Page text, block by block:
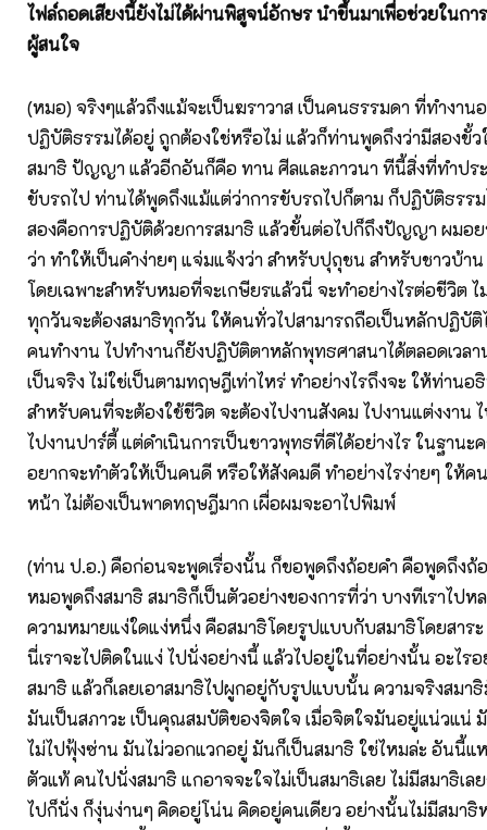
ไฟล์ถอดเสียงนี้ยังไม่ได้ผ่านพิสูจน์อักษร นำขึ้นมาเพื่อช่วยในก
ผู้สนใจ
(หมอ) จริงๆแล้วถึงแม้จะเป็นฆราวาส เป็นคนธรรมดา ที่ทำงาน
ปฏิบัติธรรมได้อยู่ ถูกต้องใช่หรือไม่ แล้วก็ท่านพูดถึงว่ามีสองขั้
สมาธิ ปัญญา แล้วอีกอันก็คือ ทาน ศีลและภาวนา ทีนี้สิ่งที่ทำปร
ขับรถไป ท่านได้พูดถึงแม้แต่ว่าการขับรถไปก็ตาม ก็ปฏิบัติธรร
สองคือการปฏิบัติด้วยการสมาธิ แล้วขั้นต่อไปก็ถึงปัญญา ผมอย
ว่า ทำให้เป็นคำง่ายๆ แจ่มแจ้งว่า สำหรับปุถุชน สำหรับชาวบ้า
โดยเฉพาะสำหรับหมอที่จะเกษียรแล้วนี่ จะทำอย่างไรต่อชีวิต ไ
ทุกวันจะต้องสมาธิทุกวัน ให้คนทั่วไปสามารถถือเป็นหลักปฏิบัติไ
คนทำงาน ไปทำงานก็ยังปฏิบัติตาหลักพุทธศาสนาได้ตลอดเวล
เป็นจริง ไม่ใช่เป็นตามทฤษฎีเท่าไหร่ ทำอย่างไรถึงจะ ให้ท่านอ
สำหรับคนที่จะต้องใช้ชีวิต จะต้องไปงานสังคม ไปงานแต่งงาน
ไปงานปาร์ตี้ แต่ดำเนินการเป็นชาวพุทธที่ดีได้อย่างไร ในฐาน
อยากจะทำตัวให้เป็นคนดี หรือให้สังคมดี ทำอย่างไรง่ายๆ ให้ค
หน้า ไม่ต้องเป็นพาดทฤษฎีมาก เผื่อผมจะอาไปพิมพ์
(ท่าน ป.อ.) คือก่อนจะพูดเรื่องนั้น ก็ขอพูดถึงถ้อยคำ คือพูดถึง
หมอพูดถึงสมาธิ สมาธิก็เป็นตัวอย่างของการที่ว่า บางทีเราไปห
ความหมายแง่ใดแง่หนึ่ง คือสมาธิโดยรูปแบบกับสมาธิโดยสาร
นี่เราจะไปติดในแง่ ไปนั่งอย่างนี้ แล้วไปอยู่ในที่อย่างนั้น อะไร
สมาธิ แล้วก็เลยเอาสมาธิไปผูกอยู่กับรูปแบบนั้น ความจริงสมา
มันเป็นสภาวะ เป็นคุณสมบัติของจิตใจ เมื่อจิตใจมันอยู่แน่วแน่
ไม่ไปฟุ้งซ่าน มันไม่วอกแวกอยู่ มันก็เป็นสมาธิ ใช่ไหมล่ะ อันนี้แ
ตัวแท้ คนไปนั่งสมาธิ แกอาจจะใจไม่เป็นสมาธิเลย ไม่มีสมาธิเล
ไปก็นั่ง ก็งุ่นง่านๆ คิดอยู่โน่น คิดอยู่คนเดียว อย่างนั้นไม่มีสมาธิ